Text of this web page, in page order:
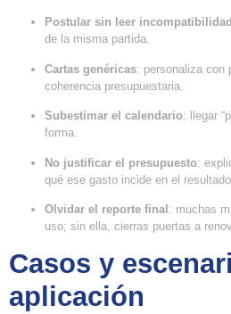
Postular sin leer
de la misma partida.
Cartas genéricas: personaliza con
coherencia presupuestaria.
Subestimar el calendario: llegar
forma.
No justificar el presupuesto:
qué ese gasto incide en el resultado.
Olvidar el reporte final : muchas
uso; sin ella, cierras puertas a
Casos y
aplicación